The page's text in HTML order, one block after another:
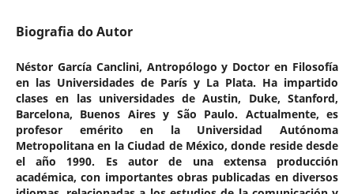
Biografia do Autor
Néstor García Canclini, Antropólogo y Doctor en Filosofía
en las Universidades de París y La Plata. Ha impartido
clases en las universidades de Austin, Duke, Stanford,
Barcelona, Buenos Aires y São Paulo. Actualmente, es
profesor emérito en la Universidad Autónoma
Metropolitana en la Ciudad de México, donde reside desde
el año 1990. Es autor de una extensa producción
académica, con importantes obras publicadas en diversos